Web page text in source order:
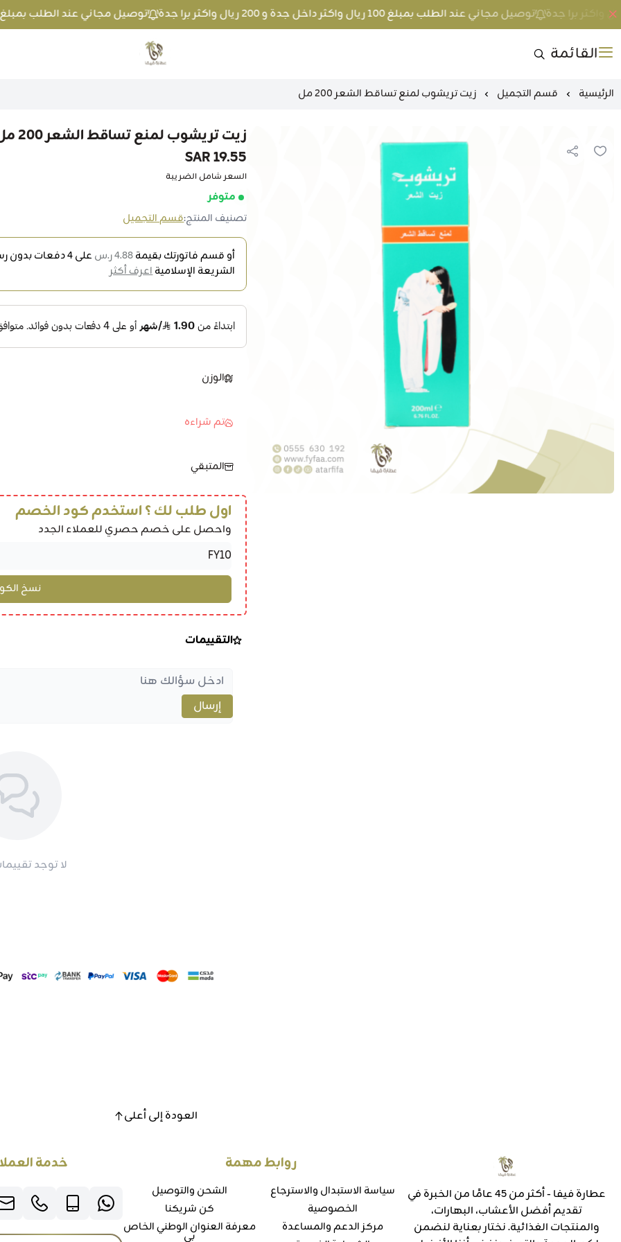
توصيل مجاني عند الطلب بمبلغ 100 ريال واكثر داخل جدة و 200 ريال واكثر برا جدة توصيل مجاني عند الطلب بمبلغ 100 ريال واكثر داخل جدة و 200 ريال واكثر برا جدة
القائمة متجر عطارة فيفا
الرئيسية قسم التجميل زيت تريشوب لمنع تساقط الشعر 200 مل
زيت تريشوب لمنع تساقط الشعر 200 مل
19.55 SAR
السعر شامل الضريبة
متوفر
تصنيف المنتج:قسم التجميل
أو قسم فاتورتك بقيمة4.88 ر.س على4دفعات بدون
الشريعة الإسلاميةاعرف أكثر
الوزن
تم شراءه
المتبقي
اول طلب لك ؟ استخدم كود الخصم
واحصل على خصم حصري للعملاء الجدد
التقييمات
إرسال
لا توجد
العودة إلى أعلى
عطارة فيفا - أكثر من 45 عامًا من الخبرة في
تقديم أفضل الأعشاب، البهارات،
والمنتجات الغذائية. نختار بعناية لنضمن
روابط مهمة
سياسة الاستبدال والاسترجاع
الخصوصية
مركز الدعم والمساعدة
الشحن والتوصيل
كن شريكنا
معرفة العنوان الوطني الخاص
بي
خدمة